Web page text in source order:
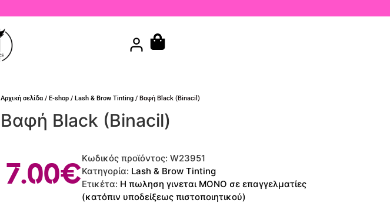
Αρχική σελίδα / E-shop / Lash & Brow Tinting / Βαφή Black (Binacil)
Βαφή Black (Binacil)
7.00€Κωδικός προϊόντος: W23951
Κατηγορία: Lash & Brow Tinting
Ετικέτα: Η πωληση γινεται ΜΟΝΟ σε επαγγελματίες
(κατόπιν υποδείξεως πιστοποιητικού)